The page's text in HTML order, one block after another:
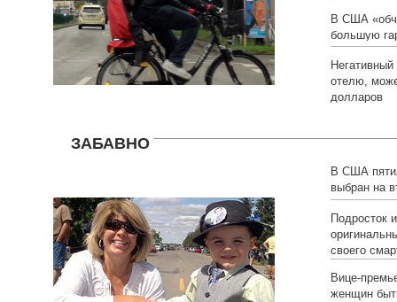
В США
большую
отелю,
долларов
ЗАБАВНО
В США
выбран на
Подросток
своего
Вице-
женщин